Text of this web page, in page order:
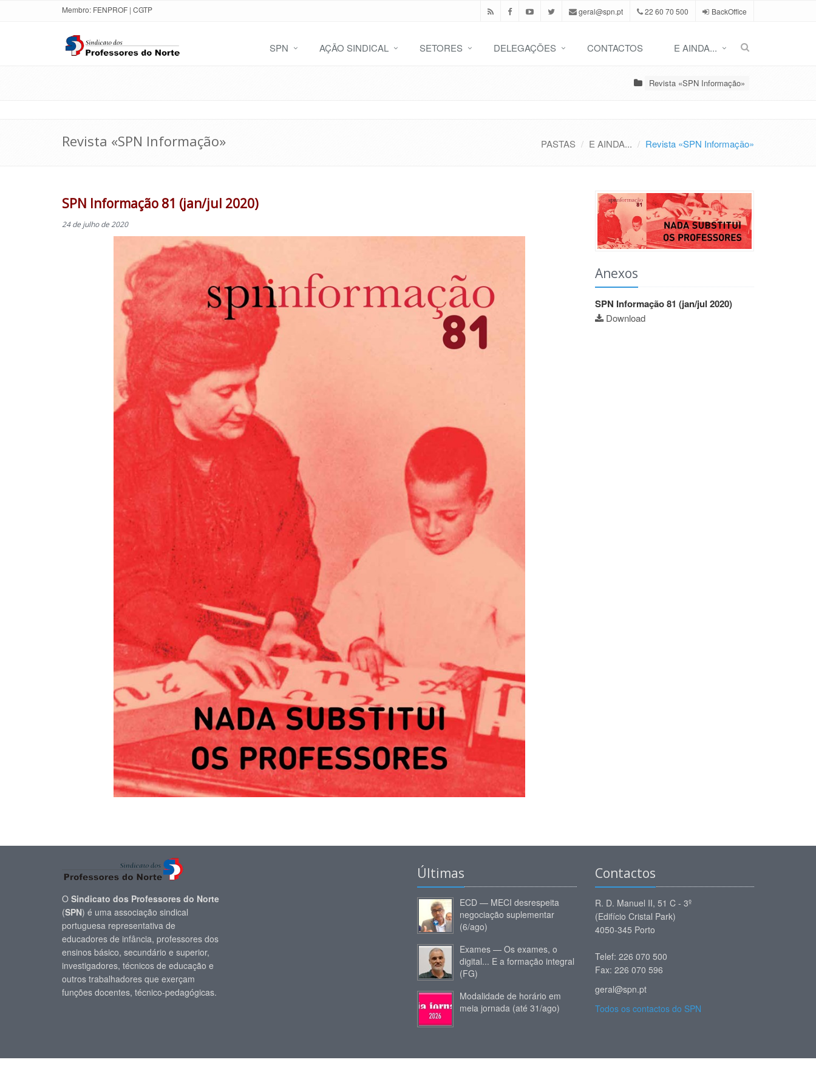
Membro: FENPROF | CGTP geral@spn.pt 22 60 70 500 BackOffice
SPN AÇÃO SINDICAL SETORES DELEGAÇÕES CONTACTOS E AINDA...
Revista «SPN Informação»
Revista «SPN Informação» PASTAS E AINDA... Revista «SPN Informação»
SPN Informação 81 (jan/jul 2020)
24 de julho de 2020
Anexos
SPN Informação 81 (jan/jul 2020)
Download
O Sindicato dos Professores do Norte
(SPN) é uma associação sindical
portuguesa representativa de
educadores de infância, professores dos
ensinos básico, secundário e superior,
investigadores, técnicos de educação e
outros trabalhadores que exerçam
funções docentes, técnico-pedagógicas.
Últimas
ECD — MECI desrespeita
negociação suplementar
(6/ago)
Exames — Os exames, o
digital... E a formação integral
(FG)
Modalidade de horário em
meia jornada (até 31/ago)
Contactos
R. D. Manuel II, 51 C - 3º
(Edifício Cristal Park)
4050-345 Porto
Telef: 226 070 500
Fax: 226 070 596
geral@spn.pt
Todos os contactos do SPN